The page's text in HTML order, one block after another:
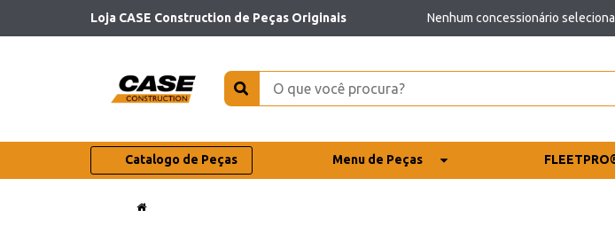
Loja CASE Construction de Peças Originais Nenhum concessionário
Catalogo de Peças Menu de Peças